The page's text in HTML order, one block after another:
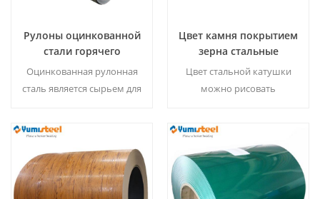
Рулоны оцинкованной
стали горячего
цинкования
Оцинкованная рулонная
сталь является сырьем для
гофрированных панелей,
ограждений, профилей
для гипсокартонных
панелей, вентиляционных
систем и т. д.
Читать Далее
Цвет камня покрытием
зерна стальные
катушки для листа
Цвет стальной катушки
можно рисовать
как деревянные зерна,
фловер печать, камуфляж,
кирпич . Минимальный
заказ:20 тонн / размер.
Читать Далее